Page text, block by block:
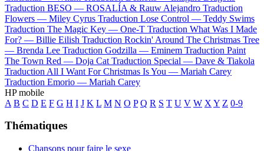
Traduction BESO — ROSALÍA & Rauw Alejandro Traduction
Flowers — Miley Cyrus Traduction Lose Control — Teddy Swims
Traduction The Magic Key — One-T Traduction What Was I Made
For? — Billie Eilish Traduction Rockin' Around The Christmas Tree
— Brenda Lee Traduction Godzilla — Eminem Traduction Paint
The Town Red — Doja Cat Traduction Special — Dave & Tiakola
Traduction All I Want For Christmas Is You — Mariah Carey
Traduction Emorio — Mariah Carey
HP mobile
A B C D E F G H I J K L M N O P Q R S T U V W X Y Z 0-9
Thématiques
Chansons pour faire le sexe